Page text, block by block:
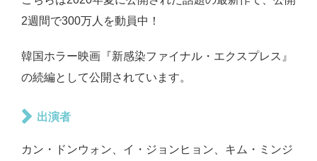
2週間で300万人を動員中！
韓国ホラー映画『新感染ファイナル・エクスプレス』
の続編として公開されています。
出演者
カン・ドンウォン、イ・ジョンヒョン、キム・ミンジ